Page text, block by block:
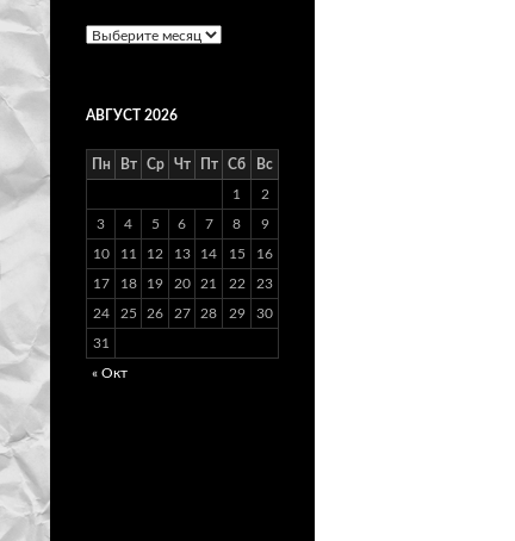
Архивы
АВГУСТ 2026
Пн Вт Ср Чт Пт Сб Вс
1 2
3 4 5 6 7 8 9
10 11 12 13 14 15 16
17 18 19 20 21 22 23
24 25 26 27 28 29 30
31
« Окт